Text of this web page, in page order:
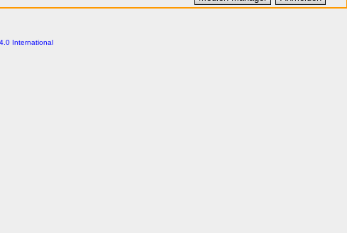
International